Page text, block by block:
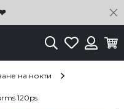
ТърсенеЛюбими
на нокти
120ps